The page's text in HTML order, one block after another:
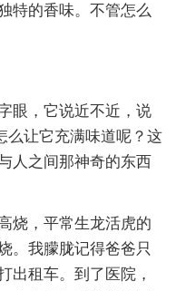
特的香味。不管怎么
眼，它说近不近，说
么让它充满味道呢？这
人之间那神奇的东西
烧，平常生龙活虎的
。我朦胧记得爸爸只
出租车。到了医院，